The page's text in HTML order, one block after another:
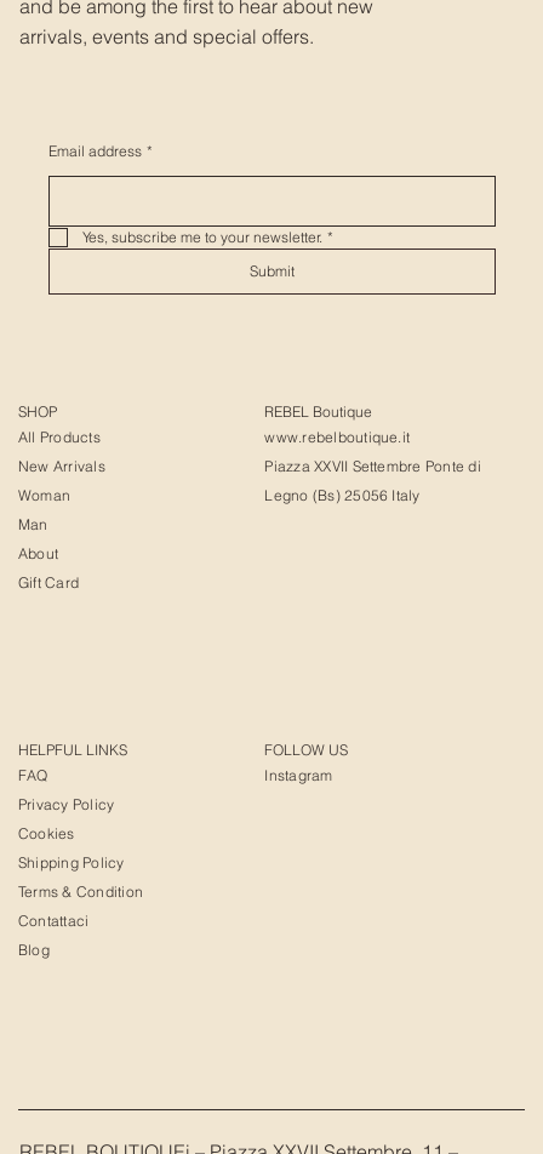
and be among the first to hear about new
arrivals, events and special offers.
Email address *
Yes, subscribe me to your newsletter. *
Submit
SHOP
All Products
New Arrivals
Woman
Man
About
Gift Card
REBEL Boutique
www.rebelboutique.it
Piazza XXVII Settembre Ponte di
Legno (Bs) 25056 Italy
HELPFUL LINKS
FAQ
Privacy Policy
Cookies
Shipping Policy
Terms & Condition
Contattaci
Blog
FOLLOW US
Instagram